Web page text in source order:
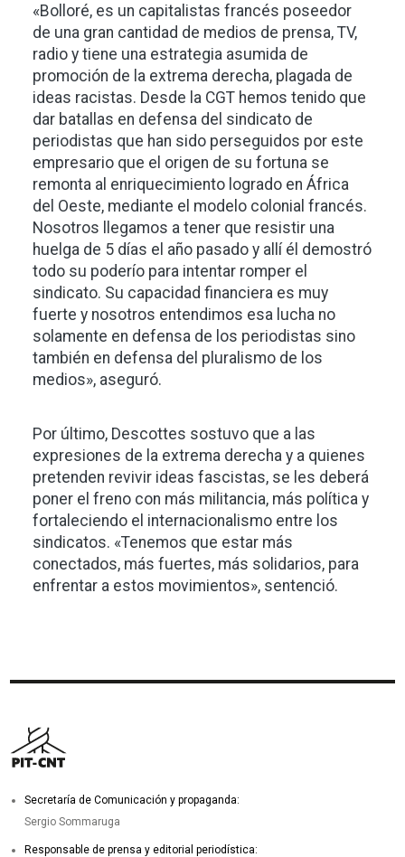
«Bolloré, es un capitalistas francés poseedor
de una gran cantidad de medios de prensa, TV,
radio y tiene una estrategia asumida de
promoción de la extrema derecha, plagada de
ideas racistas. Desde la CGT hemos tenido que
dar batallas en defensa del sindicato de
periodistas que han sido perseguidos por este
empresario que el origen de su fortuna se
remonta al enriquecimiento logrado en África
del Oeste, mediante el modelo colonial francés.
Nosotros llegamos a tener que resistir una
huelga de 5 días el año pasado y allí él demostró
todo su poderío para intentar romper el
sindicato. Su capacidad financiera es muy
fuerte y nosotros entendimos esa lucha no
solamente en defensa de los periodistas sino
también en defensa del pluralismo de los
medios», aseguró.
Por último, Descottes sostuvo que a las
expresiones de la extrema derecha y a quienes
pretenden revivir ideas fascistas, se les deberá
poner el freno con más militancia, más política y
fortaleciendo el internacionalismo entre los
sindicatos. «Tenemos que estar más
conectados, más fuertes, más solidarios, para
enfrentar a estos movimientos», sentenció.
Secretaría de Comunicación y propaganda:
Sergio Sommaruga
Responsable de prensa y editorial periodística: